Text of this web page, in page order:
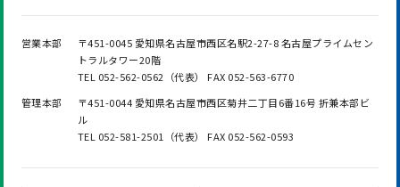
営業本部
〒451-0045 愛知県名古屋市西区名駅2-27-8 名古屋プライムセン
トラルタワー20階
TEL 052-562-0562（代表） FAX 052-563-6770
管理本部
〒451-0044 愛知県名古屋市西区菊井二丁目6番16号 折兼本部ビ
ル
TEL 052-581-2501（代表） FAX 052-562-0593